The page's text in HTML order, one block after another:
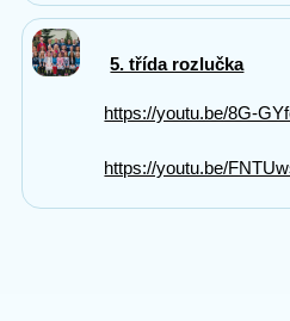
5. třída rozlučka
https://youtu.be/8G-
https://youtu.be/